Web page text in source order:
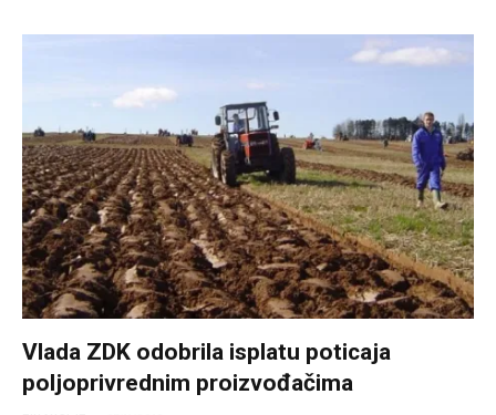
Vlada ZDK odobrila isplatu poticaja
poljoprivrednim proizvođačima